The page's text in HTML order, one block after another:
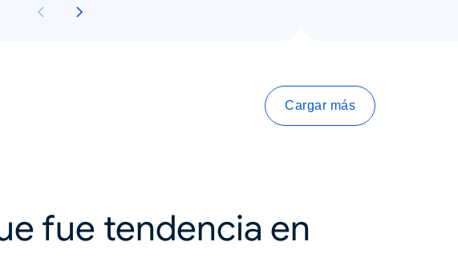
Cargar más
fue tendencia en